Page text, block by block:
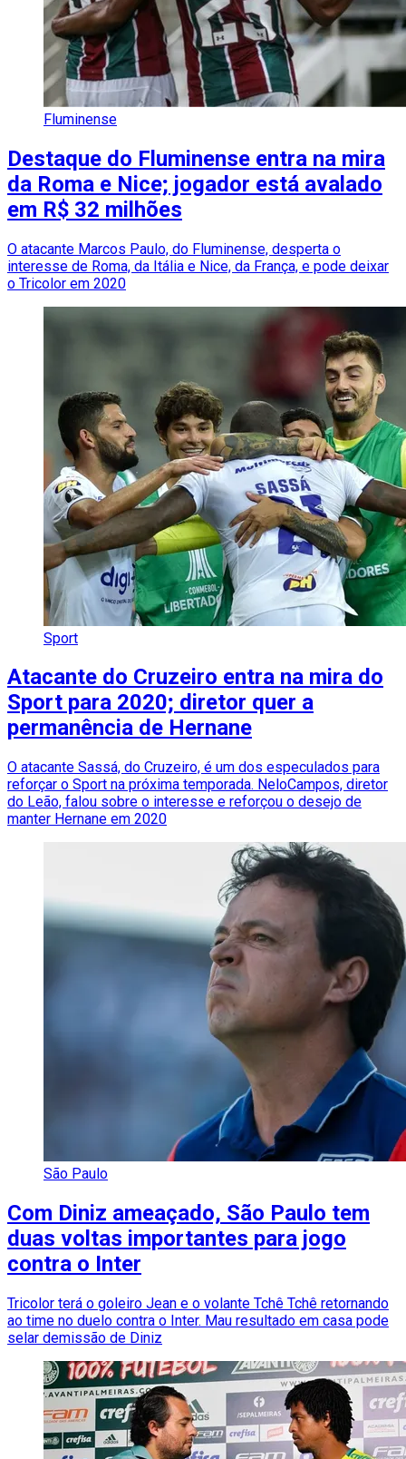
Fluminense
Destaque do Fluminense entra na mira
da Roma e Nice; jogador está avalado
em R$ 32 milhões
O atacante Marcos Paulo, do Fluminense, desperta o
interesse de Roma, da Itália e Nice, da França, e pode deixar
o Tricolor em 2020
Sport
Atacante do Cruzeiro entra na mira do
Sport para 2020; diretor quer a
permanência de Hernane
O atacante Sassá, do Cruzeiro, é um dos especulados para
reforçar o Sport na próxima temporada. NeloCampos, diretor
do Leão, falou sobre o interesse e reforçou o desejo de
manter Hernane em 2020
São Paulo
Com Diniz ameaçado, São Paulo tem
duas voltas importantes para jogo
contra o Inter
Tricolor terá o goleiro Jean e o volante Tchê Tchê retornando
ao time no duelo contra o Inter. Mau resultado em casa pode
selar demissão de Diniz